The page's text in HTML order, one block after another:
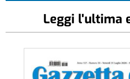
Leggi l'ultima